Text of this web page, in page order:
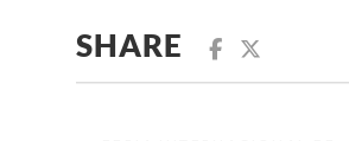
SHARE